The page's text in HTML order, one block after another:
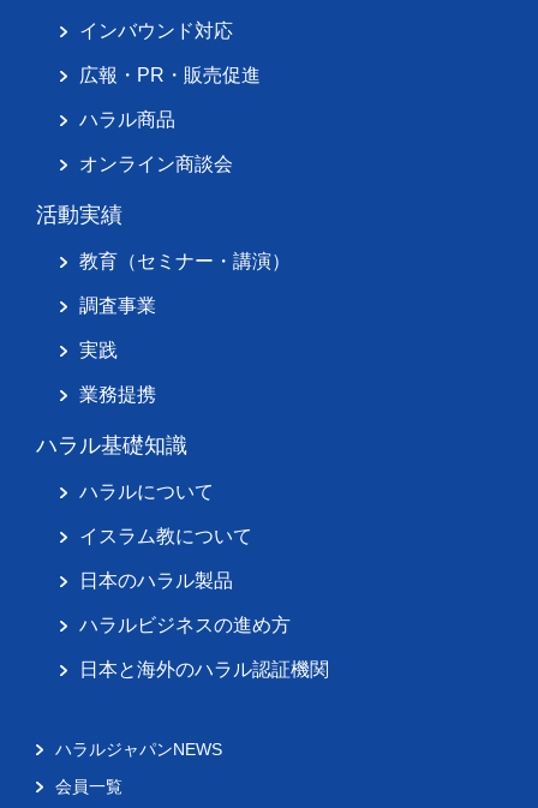
インバウンド対応
広報・PR・販売促進
ハラル商品
オンライン商談会
活動実績
教育（セミナー・講演）
調査事業
実践
業務提携
ハラル基礎知識
ハラルについて
イスラム教について
日本のハラル製品
ハラルビジネスの進め方
日本と海外のハラル認証機関
ハラルジャパンNEWS
会員一覧